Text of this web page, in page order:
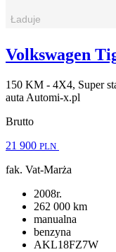
Volkswagen
150 KM - 4X4, Super
auta Automi-x.pl
Brutto
21 900 PLN
fak. Vat-Marża
2008r.
262 000 km
manualna
benzyna
AKL18FZ7W